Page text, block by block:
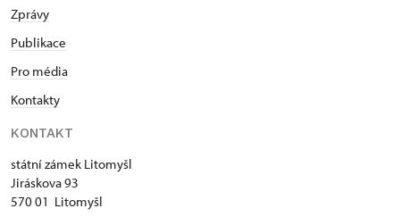
Zprávy
Publikace
Pro média
Kontakty
KONTAKT
státní zámek Litomyšl
Jiráskova 93
570 01 Litomyšl